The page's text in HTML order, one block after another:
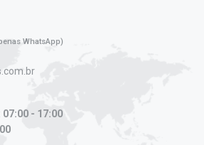
WhatsApp)
07:00 - 17:00